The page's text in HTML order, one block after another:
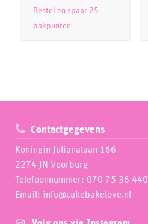
Bestel en spaar 25
bakpunten
Contactgegevens
Koningin Julianalaan 166
2274 JN Voorburg
Telefoonnummer: 070 75 36 440
Email: info@cakebakelove.nl